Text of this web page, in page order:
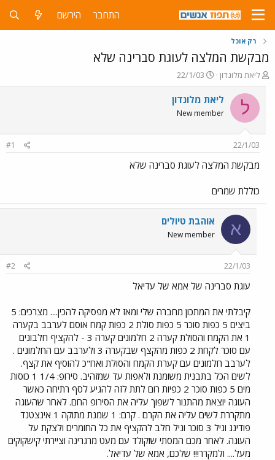
התחבר הירשם
רק אוכל
מבקשת המלצה לעוגת סברינה שלא
פ
ו
ת
ח
ה
ש
א
ליאת מלונדון
פ
ו
ר
ם
ר
22/1/03
ל ליאת מלונדון
New member
22/1/03
#1
מבקשת המלצה לעוגת סברינה שלא
כוללת שמרים
א אוהבת טיולים
New member
22/1/03
#2
עוגת סברינה של אמא של עדיאל
קיבלתי את המתכון מחברה שלי ומאז לא מפסיקה להכין.... מצרכים: 5
ביצים 5 כפות סוכר 5 כפות סולת 2 כפות קמח אוסם לערבב בקערה
1 את הקמח והסולת קערה 2 חלמונים קערה 3 - להקציף חלבונים
עם סוכר לקחת 2 כפות מהקצף שבקערה 3 ולערבב עם החלמונים .
לערבב חלמונים עם קערת הקמח והסולת ואח"כ להוסיף את קצף.
לשים הכל בתבנית משומנת ולאפות עד שמזהיב. סירופ: 1/4 1 כוסות
מים 5 כפות סוכר 2 כפיות רום לתת לזה להגיע לסף רתיחה כאשר
העוגה יוצאת מהתנור לשפוך עליה את הסירופ החם. לאחר שהעוגה
מתקררת לשים עליה את הקרם . קרם: 1 שמנת מתוקה 1 אינצטנד
פודינג וניל 3 סוכר וניל חלב להקציף את כל החומרים ולצקת על
העוגה. לאחר מכם המסתי שוקולד עם מעט מרגרינה וציירתי קישקוקים
מעל.... ולמקרר!!! שלכם, אמא של עדיאל.